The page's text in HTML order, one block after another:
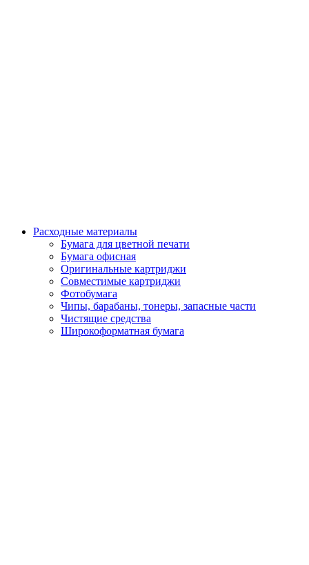
Расходные материалы
Бумага для цветной печати
Бумага офисная
Оригинальные картриджи
Совместимые картриджи
Фотобумага
Чипы, барабаны, тонеры, запасные части
Чистящие средства
Широкоформатная бумага